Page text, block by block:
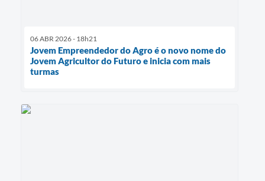
06 ABR 2026 - 18h21
Jovem Empreendedor do Agro é o novo nome do
Jovem Agricultor do Futuro e inicia com mais
turmas